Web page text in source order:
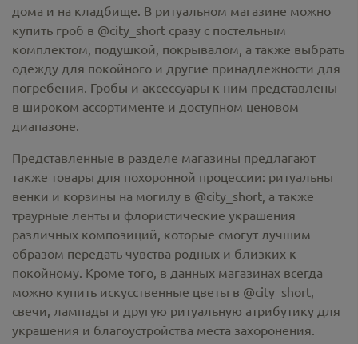
дома и на кладбище. В ритуальном магазине можно
купить гроб в @city_short сразу с постельным
комплектом, подушкой, покрывалом, а также выбрать
одежду для покойного и другие принадлежности для
погребения. Гробы и аксессуары к ним представлены
в широком ассортименте и доступном ценовом
диапазоне.
Представленные в разделе магазины предлагают
также товары для похоронной процессии: ритуальны
венки и корзины на могилу в @city_short, а также
траурные ленты и флористические украшения
различных композиций, которые смогут лучшим
образом передать чувства родных и близких к
покойному. Кроме того, в данных магазинах всегда
можно купить искусственные цветы в @city_short,
свечи, лампады и другую ритуальную атрибутику для
украшения и благоустройства места захоронения.